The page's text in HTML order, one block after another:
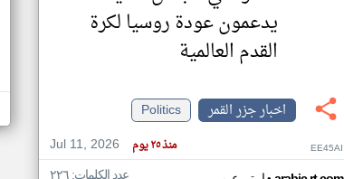
يدعمون عودة روسيا لكرة
القدم العالمية
اخبار جزر القمر
Politics
Jul 11, 2026
منذ ٢٥ يوم EE45AI
عدد الكلمات: ٢٢٦